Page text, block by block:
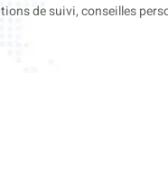
de suivi, conseilles